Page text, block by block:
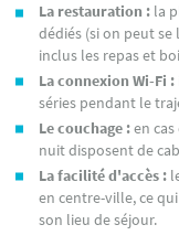
La restauration : la
dédiés (si on peut
inclus les repas et
La connexion Wi-Fi :
séries pendant le
Le couchage :en
nuit disposent de
La facilité d'accès :
en centre-ville, ce
son lieu de séjour.